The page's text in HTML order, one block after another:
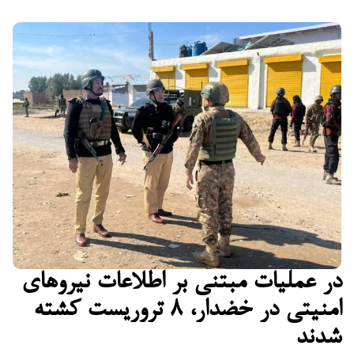
در عملیات مبتنی بر اطلاعات نیروهای
امنیتی در خضدار، ۸ تروریست کشته
شدند